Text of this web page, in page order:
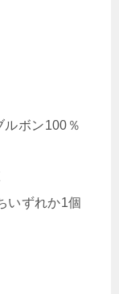
ルボン100％
いずれか1個